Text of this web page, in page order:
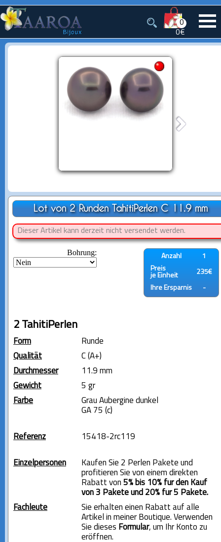
0
0€
Lot von 2 Runden TahitiPerlen C 11.9 mm
Dieser Artikel kann derzeit nicht versendet werden.
Bohrung: Anzahl
1
Preis
je Einheit
235€
Ihre Ersparnis -
2 TahitiPerlen
Form
Runde
Qualität
C (A+)
Durchmesser
11.9 mm
Gewicht
5 gr
Farbe
Grau Aubergine dunkel
GA 75 (c)
Referenz 15418-2rc119
Einzelpersonen
Kaufen Sie 2 Perlen Pakete und
profitieren Sie von einem direkten
Rabatt von 5% bis 10% für den Kauf
von 3 Pakete und 20% für 5 Pakete.
Fachleute
Sie erhalten einen Rabatt auf alle
Artikel in meiner Boutique. Verwenden
Sie dieses Formular, um Ihr Konto zu
eröffnen.